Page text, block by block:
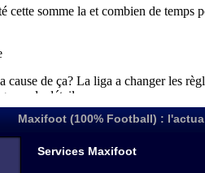
Maxifoot (100% Football) :
Services Maxifoot